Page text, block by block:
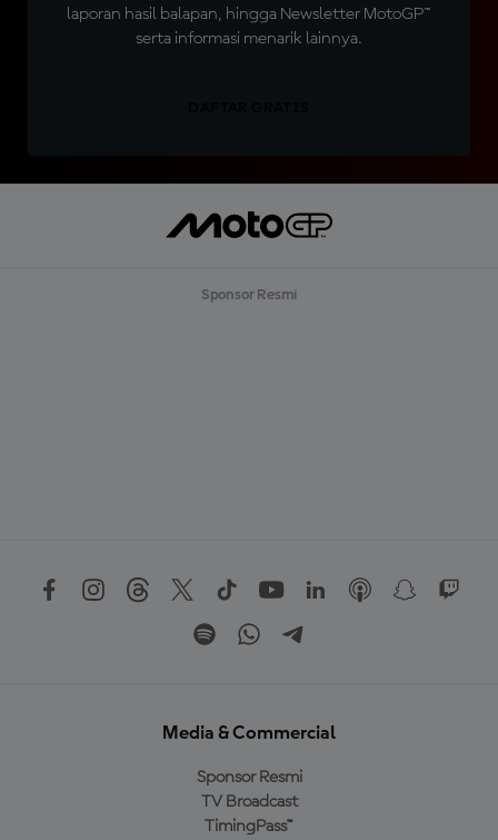
laporan hasil balapan, hingga Newsletter MotoGP™
serta informasi menarik lainnya.
Sponsor Resmi
Media & Commercial
Sponsor Resmi
TV Broadcast
TimingPass™